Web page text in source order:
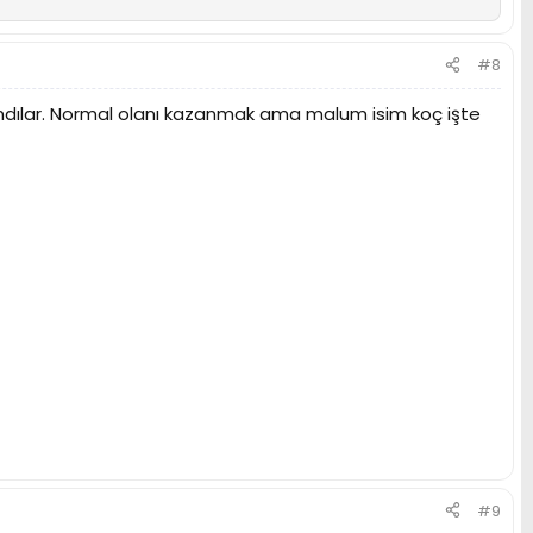
#8
Normal olanı kazanmak ama malum isim koç işte
#9